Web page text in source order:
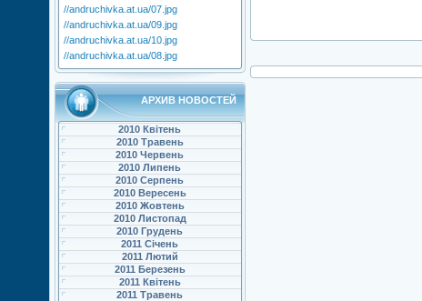
//andruchivka.at.ua/07.jpg
//andruchivka.at.ua/09.jpg
//andruchivka.at.ua/10.jpg
//andruchivka.at.ua/08.jpg
АРХИВ НОВОСТЕЙ
2010 Квітень
2010 Травень
2010 Червень
2010 Липень
2010 Серпень
2010 Вересень
2010 Жовтень
2010 Листопад
2010 Грудень
2011 Січень
2011 Лютий
2011 Березень
2011 Квітень
2011 Травень